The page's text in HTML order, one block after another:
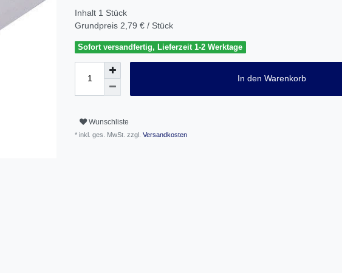
Inhalt 1 Stück
Grundpreis 2,79 € / Stück
Sofort versandfertig, Lieferzeit 1-2 Werktage
In den Warenkorb
Wunschliste
* inkl. ges. MwSt. zzgl. Versandkosten